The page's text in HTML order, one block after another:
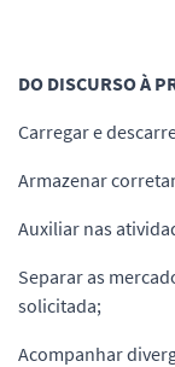
DO DISCURSO À
Carregar e
Armazenar
Auxiliar nas
Separar as
solicitada;
Acompanhar